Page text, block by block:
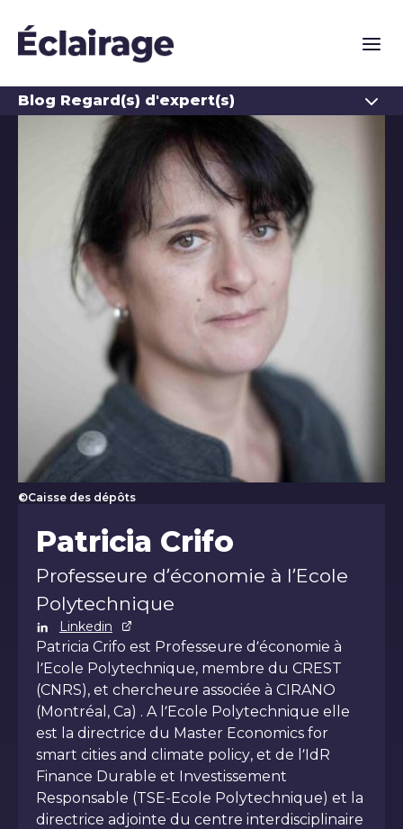
Blog Regard(s) d'expert(s)
Les auteurs du blog
Patricia Crifo
©Caisse des dépôts
Patricia Crifo
Professeure d’économie à l’Ecole
Polytechnique
Linkedin
Patricia Crifo est Professeure d’économie à
l’Ecole Polytechnique, membre du CREST
(CNRS), et chercheure associée à CIRANO
(Montréal, Ca) . A l’Ecole Polytechnique elle
est la directrice du Master Economics for
smart cities and climate policy, et de l’IdR
Finance Durable et Investissement
Responsable (TSE-Ecole Polytechnique) et la
directrice adjointe du centre interdisciplinaire